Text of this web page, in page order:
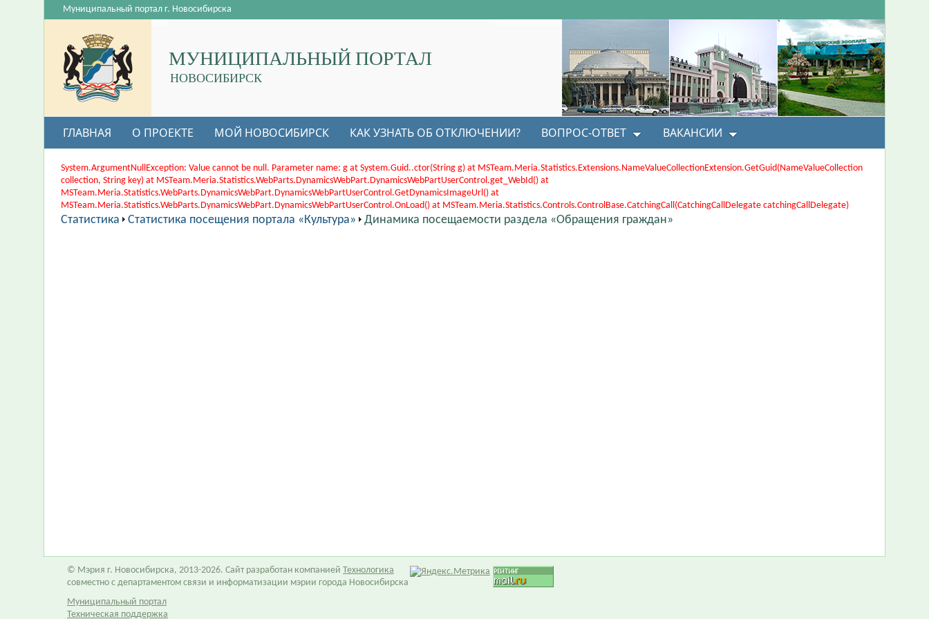
МУНИЦИПАЛЬНЫЙ ПОРТАЛ
НОВОСИБИРСК
Муниципальный портал г. Новосибирска
ГЛАВНАЯ О ПРОЕКТЕ МОЙ НОВОСИБИРСК КАК УЗНАТЬ ОБ ОТКЛЮЧЕНИИ? ВОПРОС-ОТВЕТ ВАКАНСИИ
System.ArgumentNullException: Value cannot be null. Parameter name: g at System.Guid..ctor(String g) at MSTeam.Meria.Statistics.Extensions.NameValueCollectionExtension.GetGuid(NameValueCollection
collection, String key) at MSTeam.Meria.Statistics.WebParts.DynamicsWebPart.DynamicsWebPartUserControl.get_WebId() at
MSTeam.Meria.Statistics.WebParts.DynamicsWebPart.DynamicsWebPartUserControl.GetDynamicsImageUrl() at
MSTeam.Meria.Statistics.WebParts.DynamicsWebPart.DynamicsWebPartUserControl.OnLoad() at MSTeam.Meria.Statistics.Controls.ControlBase.CatchingCall(CatchingCallDelegate catchingCallDelegate)
Статистика Статистика посещения портала «Культура» Динамика посещаемости раздела «Обращения граждан»
© Мэрия г. Новосибирска, 2013-2026. Сайт разработан компанией Технологика
совместно с департаментом связи и информатизации мэрии города Новосибирска
Муниципальный портал
Техническая поддержка